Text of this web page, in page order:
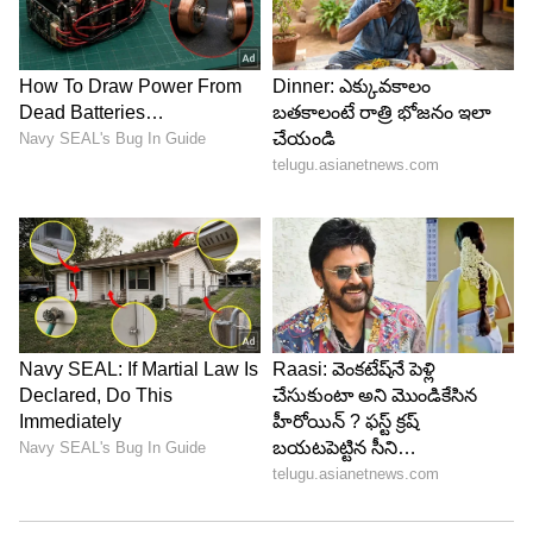
ప్రకారం అమెరికాలోని సుమారు 12 శాతం ఉద్యోగాలను AI
భర్తీ చేసే అవకాశం ఉంది. ముఖ్యంగా ఫైనాన్స్, ఆరోగ్య
సేవలు, ప్రొఫెషనల్ సర్వీసెస్ వంటి రంగాలు ఎక్కువగా
ప్రభావితమయ్యే అవకాశం ఉందని రిపోర్ట్ వెల్లడించింది. ఈ
రంగాల్లో డేటా విశ్లేషణ, రిపోర్టింగ్, సాధారణ నిర్ణయ
5
5